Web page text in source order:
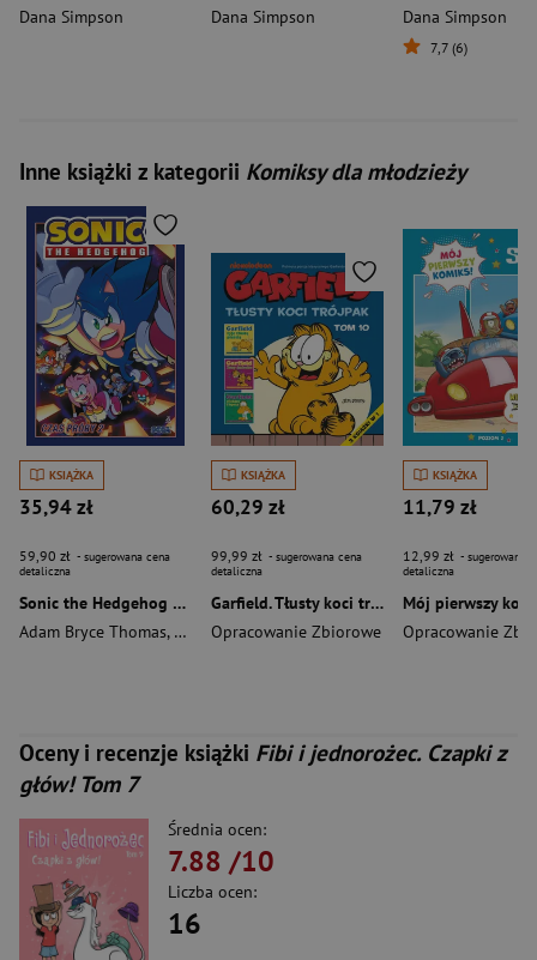
Dana Simpson
Dana Simpson
Dana Simpson
7,7 (6)
Inne książki z kategorii Komiksy dla młodzieży
KSIĄŻKA
35,94 zł
59,90 zł - sugerowana cena
detaliczna
Sonic the Hedgehog 20. Czas próby 2
Adam Bryce Thomas, Bracardi Curry
KSIĄŻKA
60,29 zł
99,99 zł - sugerowana cena
detaliczna
Garfield. Tłusty koci trójpak. Tom 10
Opracowanie Zbiorowe
KSIĄŻKA
11,79 zł
12,99 zł - sugerowana
detaliczna
Opracowanie
Oceny i recenzje książki Fibi i jednorożec. Czapki z
głów! Tom 7
Średnia ocen:
7.88 /10
Liczba ocen:
16